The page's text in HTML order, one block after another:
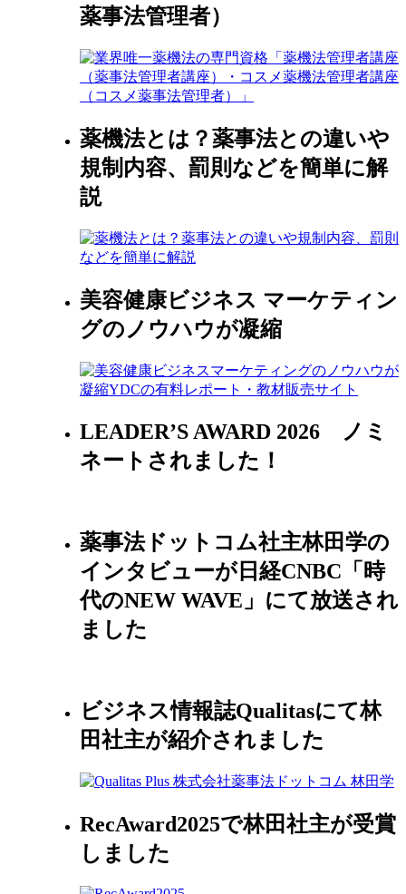
薬事法管理者）
薬機法とは？薬事法との違いや
規制内容、罰則などを簡単に解
説
美容健康ビジネス マーケティン
グのノウハウが凝縮
LEADER’S AWARD 2026 ノミ
ネートされました！
薬事法ドットコム社主林田学の
インタビューが日経CNBC「時
代のNEW WAVE」にて放送され
ました
ビジネス情報誌Qualitasにて林
田社主が紹介されました
RecAward2025で林田社主が受賞
しました